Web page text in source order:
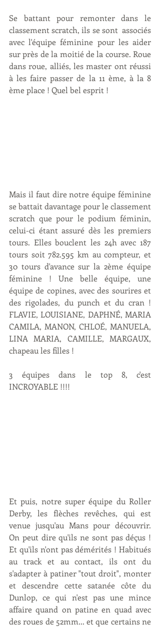
Se battant pour remonter dans le
classement scratch, ils se sont  associés
avec l'équipe féminine pour les aider
sur près de la moitié de la course. Roue
dans roue, alliés, les master ont réussi
à les faire passer de la 11 ème, à la 8
ème place ! Quel bel esprit !
Mais il faut dire notre équipe féminine
se battait davantage pour le classement
scratch que pour le podium féminin,
celui-ci étant assuré dès les premiers
tours. Elles bouclent les 24h avec 187
tours soit 782.595 km au compteur, et
30 tours d'avance sur la 2ème équipe
féminine ! Une belle équipe, une
équipe de copines, avec des sourires et
des rigolades, du punch et du cran !
FLAVIE, LOUISIANE, DAPHNÉ, MARIA
CAMILA, MANON, CHLOÉ, MANUELA,
LINA MARIA, CAMILLE, MARGAUX,
chapeau les filles !
3 équipes dans le top 8, c'est
INCROYABLE !!!!
Et puis, notre super équipe du Roller
Derby, les flèches revêches, qui est
venue jusqu'au Mans pour découvrir.
On peut dire qu'ils ne sont pas déçus !
Et qu'ils n'ont pas démérités ! Habitués
au track et au contact, ils ont du
s'adapter à patiner "tout droit", monter
et descendre cette satanée côte du
Dunlop, ce qui n'est pas une mince
affaire quand on patine en quad avec
des roues de 52mm... et que certains ne